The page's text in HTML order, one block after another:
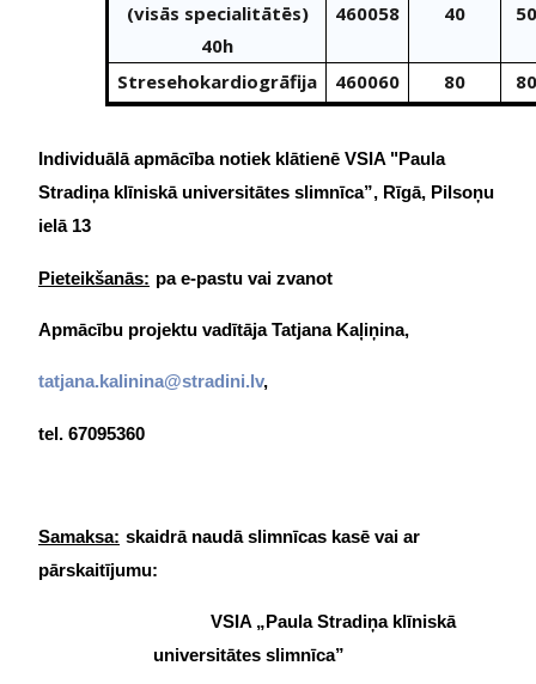
(visās specialitātēs)
40h
460058 40
Stresehokardiogrāfija 460060 80
Individuālā apmācība notiek klātienē VSIA "Paula
Stradiņa klīniskā universitātes slimnīca”, Rīgā, Pilsoņu
ielā 13
Pieteikšanās: pa e-pastu vai zvanot
Apmācību projektu vadītāja Tatjana Kaļiņina,
tatjana.kalinina@stradini.lv,
tel. 67095360
Samaksa: skaidrā naudā slimnīcas kasē vai ar
pārskaitījumu:
VSIA „Paula Stradiņa klīniskā
universitātes slimnīca”